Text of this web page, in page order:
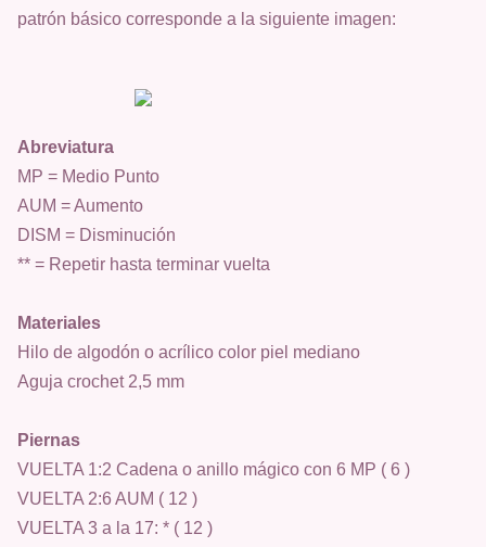
patrón básico corresponde a la siguiente imagen:
Abreviatura
MP = Medio Punto
AUM = Aumento
DISM = Disminución
** = Repetir hasta terminar vuelta
Materiales
Hilo de algodón o acrílico color piel mediano
Aguja crochet 2,5 mm
Piernas
VUELTA 1:2 Cadena o anillo mágico con 6 MP ( 6 )
VUELTA 2:6 AUM ( 12 )
VUELTA 3 a la 17: * ( 12 )